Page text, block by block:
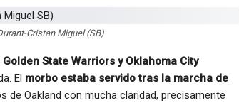
Cristan Miguel (SB)
State Warriors y Oklahoma City
El morbo estaba servido tras la marcha de
de Oakland con mucha claridad, precisamente